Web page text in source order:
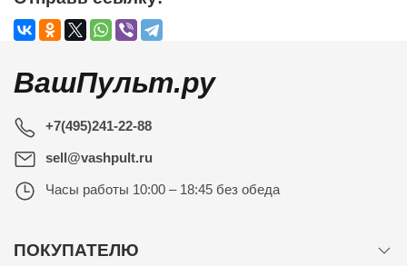
ВашПульт.ру
+7(495)241-22-88
sell@vashpult.ru
Часы работы 10:00 – 18:45 без обеда
ПОКУПАТЕЛЮ